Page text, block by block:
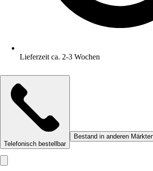
Lieferzeit ca. 2-3 Wochen
Telefonisch bestellbar
Bestand in anderen